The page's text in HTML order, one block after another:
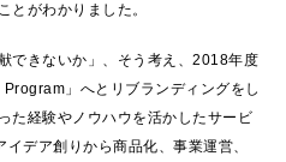
とがわかりました。
できないか」、そう考え、2018年度
」へとリブランディングをし
た経験やノウハウを活かしたサービ
デア創りから商品化、事業運営、